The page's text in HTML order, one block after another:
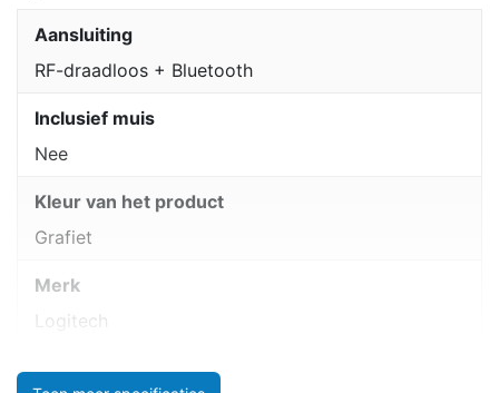
Aansluiting
RF-draadloos + Bluetooth
Inclusief muis
Nee
Kleur van het product
Grafiet
Merk
Logitech